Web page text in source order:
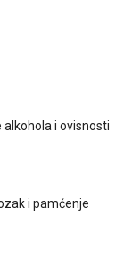
i ovisnosti
i pamćenje